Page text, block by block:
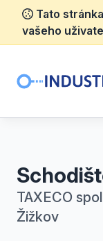
Tato
vašeho
TAXECO
Žižkov